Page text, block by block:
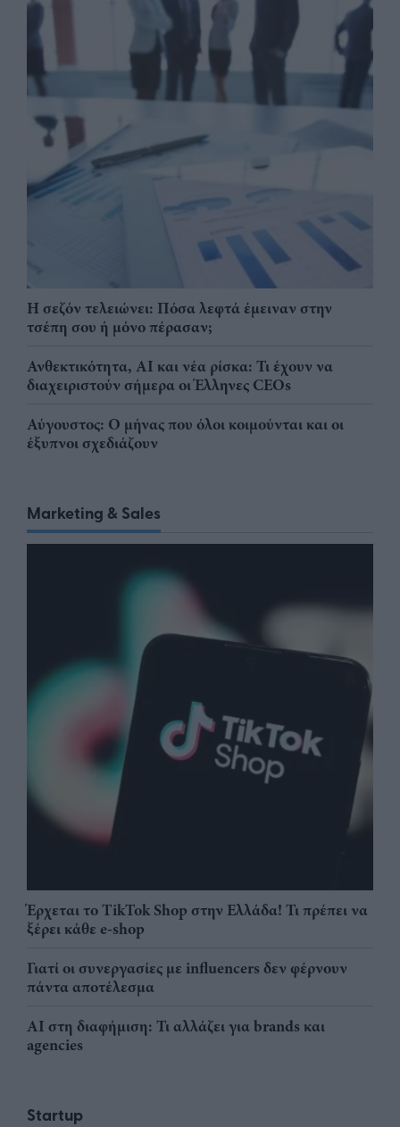
Η σεζόν τελειώνει: Πόσα λεφτά έμειναν στην
τσέπη σου ή μόνο πέρασαν;
Ανθεκτικότητα, AI και νέα ρίσκα: Τι έχουν να
διαχειριστούν σήμερα οι Έλληνες CEOs
Αύγουστος: Ο μήνας που όλοι κοιμούνται και οι
έξυπνοι σχεδιάζουν
Marketing & Sales
Έρχεται το TikTok Shop στην Ελλάδα! Τι πρέπει να
ξέρει κάθε e-shop
Γιατί οι συνεργασίες με influencers δεν φέρνουν
πάντα αποτέλεσμα
AI στη διαφήμιση: Τι αλλάζει για brands και
agencies
Startup